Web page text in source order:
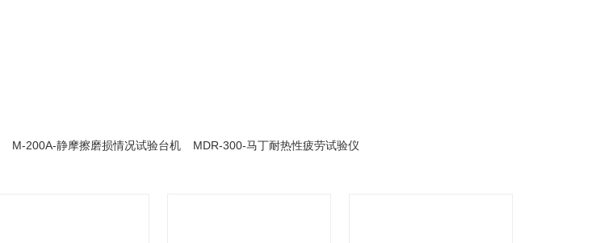
M-200A-静摩擦磨损情况试验台机
MDR-300-马丁耐热性疲劳试验仪